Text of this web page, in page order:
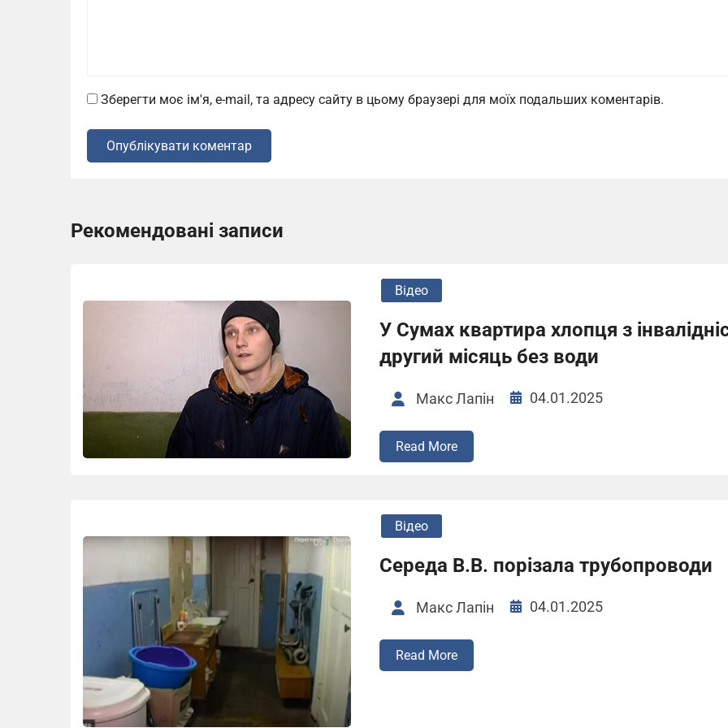
Зберегти моє ім'я, e-mail, та адресу сайту в цьому браузері для моїх подальших коментарів.
Опублікувати коментар
Рекомендовані записи
Відео
У Сумах квартира хлопця з
другий місяць без води
Макс Лапін 04.01.2025
Read More
Відео
Середа В.В. порізала трубопроводи
Макс Лапін 04.01.2025
Read More